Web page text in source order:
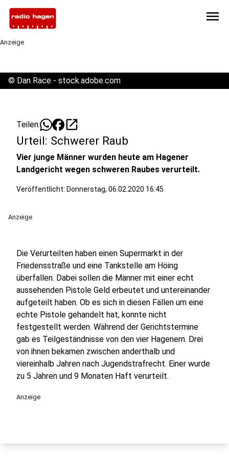
menu
Anzeige
© Dan Race - stock.adobe.com
Teilen: open_in_new
Urteil: Schwerer Raub
Vier junge Männer wurden heute am Hagener
Landgericht wegen schweren Raubes verurteilt.
Veröffentlicht: Donnerstag, 06.02.2020 16:45
Anzeige
Die Verurteilten haben einen Supermarkt in der
Friedensstraße und eine Tankstelle am Höing
überfallen. Dabei sollen die Männer mit einer echt
aussehenden Pistole Geld erbeutet und untereinander
aufgeteilt haben. Ob es sich in diesen Fällen um eine
echte Pistole gehandelt hat, konnte nicht
festgestellt werden. Während der Gerichtstermine
gab es Teilgeständnisse von den vier Hagenern. Drei
von ihnen bekamen zwischen anderthalb und
viereinhalb Jahren nach Jugendstrafrecht. Einer wurde
zu 5 Jahren und 9 Monaten Haft verurteilt.
Anzeige